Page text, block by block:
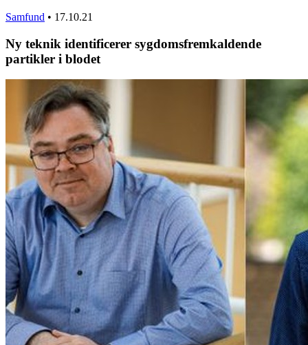
Samfund • 17.10.21
Ny teknik identificerer sygdomsfremkaldende
partikler i blodet